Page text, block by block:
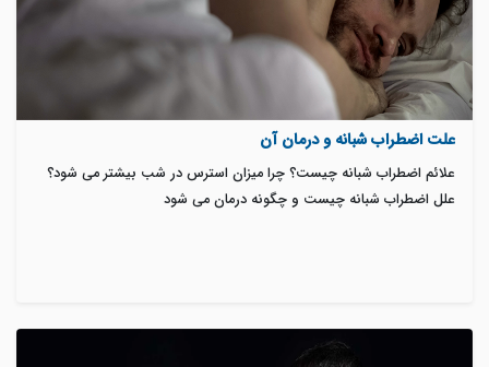
علت اضطراب شبانه و درمان آن
علائم اضطراب شبانه چیست؟ چرا میزان استرس در شب بیشتر می شود؟
علل اضطراب شبانه چیست و چگونه درمان می شود